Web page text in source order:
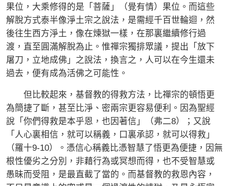
果位，大乘修得的是「菩薩」（覺有情）果位。而這些
解脫方式泰半像淨土宗之說法，是需經千百世輪迴，然
後往生西方淨土，像在煉獄一樣，在那裏繼續修行過
渡，直至圓滿解脫為止。惟禪宗獨排眾議，提出「放下
屠刀，立地成佛」之說法，換言之，人可以在今生還未
過去，便有成為活佛之可能性。
但比較起來，基督教的得救方法，比禪宗的頓悟更
為簡捷了斷，甚至比淨、密兩宗更容易便利。因為聖經
說「你們得救是本乎恩，也因著信」（弗二8）；又說
「人心裏相信，就可以稱義，口裏承認，就可以得救」
（羅十9-10）。憑信心稱義比憑智慧了悟更為便捷，因無
根性優劣之分別，非藉行為或冥想而得，也不受智慧或
愚昧而受阻，是最直截了當的。而基督教的救恩內容，